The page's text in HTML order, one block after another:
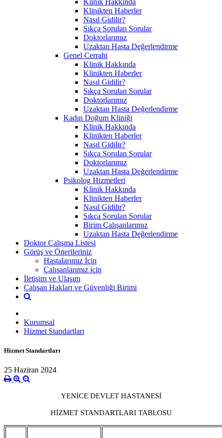
Klinikten Haberler
Nasıl Gidilir?
Sıkça Sorulan Sorular
Doktorlarımız
Uzaktan Hasta Değerlendirme
Genel Cerrahi
Klinik Hakkında
Klinikten Haberler
Nasıl Gidilir?
Sıkça Sorulan Sorular
Doktorlarımız
Uzaktan Hasta Değerlendirme
Kadın Doğum Kliniği
Klinik Hakkında
Klinikten Haberler
Nasıl Gidilir?
Sıkça Sorulan Sorular
Doktorlarımız
Uzaktan Hasta Değerlendirme
Psikolog Hizmetleri
Klinik Hakkında
Klinikten Haberler
Nasıl Gidilir?
Sıkça Sorulan Sorular
Birim Çalışanlarımız
Uzaktan Hasta Değerlendirme
Doktor Çalışma Listesi
Görüş ve Önerileriniz
Hastalarımız İçin
Çalışanlarımız için
İletişim ve Ulaşım
Çalışan Hakları ve Güvenliği Birimi
Kurumsal
Hizmet Standartları
Hizmet Standartları
25 Haziran 2024
YENİCE DEVLET HASTANESİ
HİZMET STANDARTLARI TABLOSU